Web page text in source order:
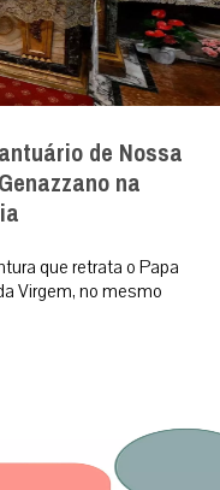
de Nossa
na
que retrata o Papa
Virgem, no mesmo